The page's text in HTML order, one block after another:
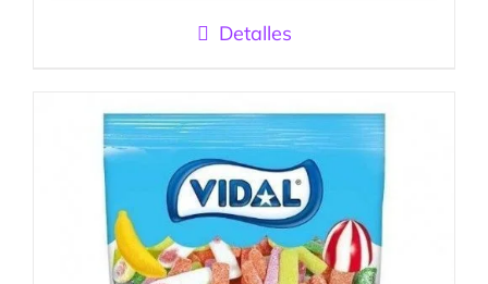
Detalles